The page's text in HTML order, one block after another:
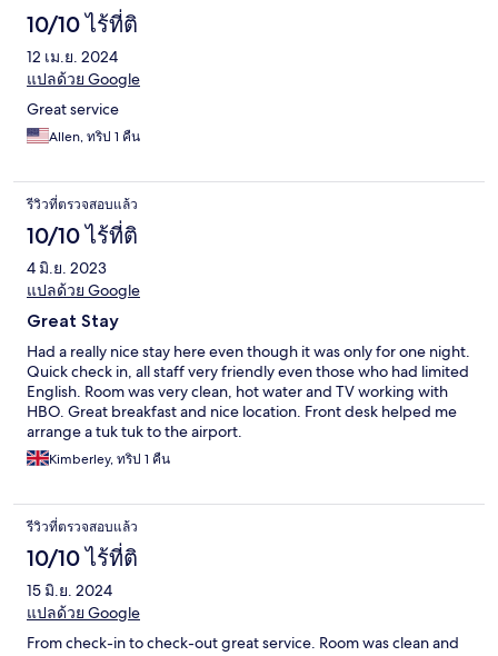
10/10 ไร้ที่ติ
12 เม.ย. 2024
แปลด้วย Google
Great service
Allen, ทริป 1 คืน
รีวิวที่ตรวจสอบแล้ว
10/10 ไร้ที่ติ
4 มิ.ย. 2023
แปลด้วย Google
Great Stay
Had a really nice stay here even though it was only for one night.
Quick check in, all staff very friendly even those who had limited
English. Room was very clean, hot water and TV working with
HBO. Great breakfast and nice location. Front desk helped me
arrange a tuk tuk to the airport.
Kimberley, ทริป 1 คืน
รีวิวที่ตรวจสอบแล้ว
10/10 ไร้ที่ติ
15 มิ.ย. 2024
แปลด้วย Google
From check-in to check-out great service. Room was clean and